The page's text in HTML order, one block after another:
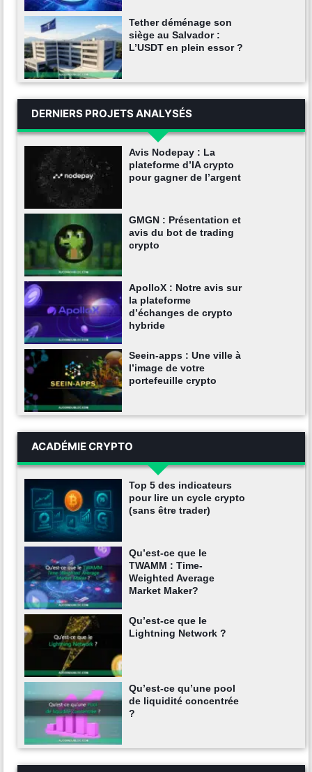
Tether déménage son
siège au Salvador :
L’USDT en plein essor ?
DERNIERS PROJETS ANALYSÉS
Avis Nodepay : La
plateforme d’IA crypto
pour gagner de l’argent
GMGN : Présentation et
avis du bot de trading
crypto
ApolloX : Notre avis sur
la plateforme
d’échanges de crypto
hybride
Seein-apps : Une ville à
l’image de votre
portefeuille crypto
ACADÉMIE CRYPTO
Top 5 des indicateurs
pour lire un cycle crypto
(sans être trader)
Qu’est-ce que le
TWAMM : Time-
Weighted Average
Market Maker?
Qu’est-ce que le
Lightning Network ?
Qu’est-ce qu’une pool
de liquidité concentrée
?